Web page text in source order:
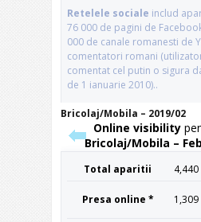
Bricolaj/Mobila – 2019/02